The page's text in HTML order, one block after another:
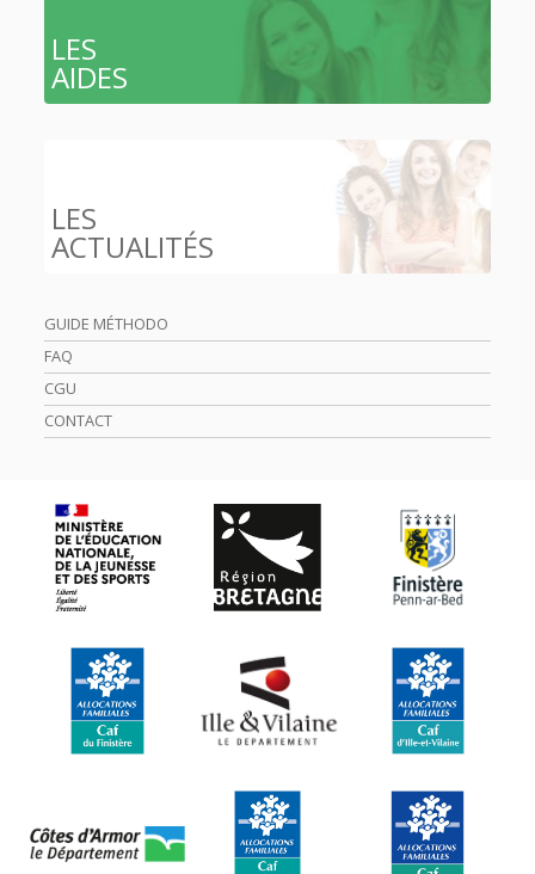
LES
AIDES
LES
ACTUALITÉS
GUIDE MÉTHODO
FAQ
CGU
CONTACT